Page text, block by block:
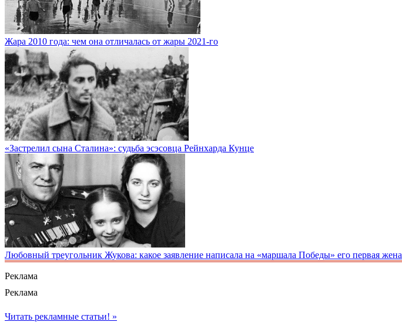
Жара 2010 года: чем она отличалась от жары 2021-го
«Застрелил сына Сталина»: судьба эсэсовца Рейнхарда Кунце
Любовный треугольник Жукова: какое заявление написала на «маршала Победы» его первая жена
Реклама
Реклама
Читать рекламные статьи! »